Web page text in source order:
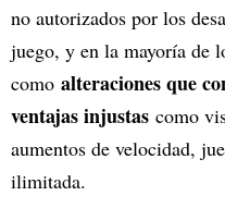
no autorizados por los
juego, y en la mayoría de
como alteraciones que
ventajas injustas como
aumentos de velocidad,
ilimitada.